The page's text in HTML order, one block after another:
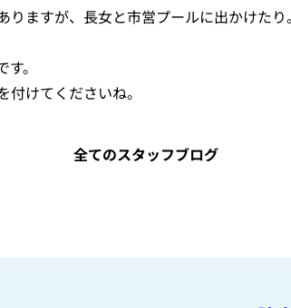
ますが、長女と市営プールに出かけたり。
。
けてくださいね。
全てのスタッフブログ